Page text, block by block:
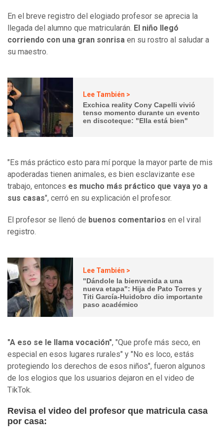
En el breve registro del elogiado profesor se aprecia la
llegada del alumno que matricularán. El niño llegó
corriendo con una gran sonrisa en su rostro al saludar a
su maestro.
Lee También >
Exchica reality Cony Capelli vivió
tenso momento durante un evento
en discoteque: "Ella está bien"
"Es más práctico esto para mí porque la mayor parte de mis
apoderadas tienen animales, es bien esclavizante ese
trabajo, entonces es mucho más práctico que vaya yo a
sus casas", cerró en su explicación el profesor.
El profesor se llenó de buenos comentarios en el viral
registro.
Lee También >
"Dándole la bienvenida a una
nueva etapa": Hija de Pato Torres y
Titi García-Huidobro dio importante
paso académico
"A eso se le llama vocación", "Que profe más seco, en
especial en esos lugares rurales" y "No es loco, estás
protegiendo los derechos de esos niños", fueron algunos
de los elogios que los usuarios dejaron en el video de
TikTok.
Revisa el video del profesor que matricula casa
por casa: